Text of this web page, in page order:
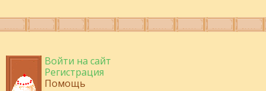
Войти на сайт
Регистрация
Помощь